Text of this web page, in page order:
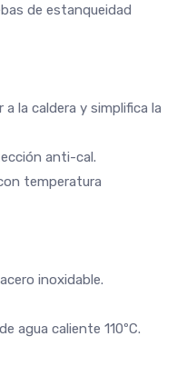
de estanqueidad
a la caldera y simplifica la
anti-cal.
temperatura
inoxidable.
agua caliente 110ºC.